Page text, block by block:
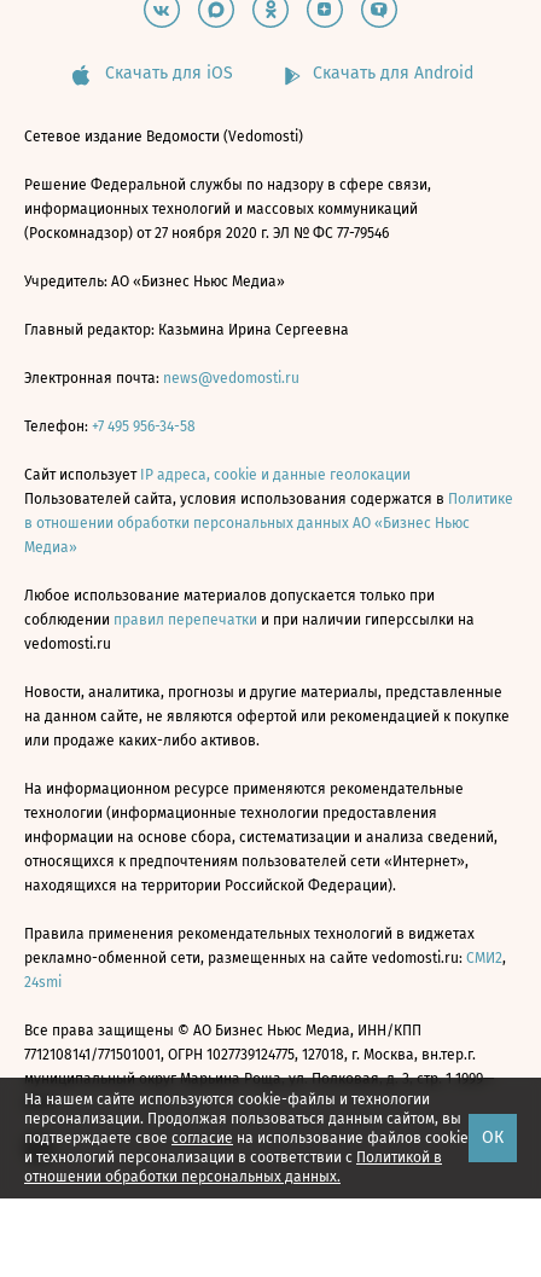
На нашем сайте используются cookie-файлы и технологии
персонализации. Продолжая пользоваться данным сайтом, вы
подтверждаете свое согласие на использование файлов cookie
и технологий персонализации в соответствии с Политикой в
отношении обработки персональных данных.
ОК
Скачать для iOS Скачать для Android
Сетевое издание Ведомости (Vedomosti)
Решение Федеральной службы по надзору в сфере связи,
информационных технологий и массовых коммуникаций
(Роскомнадзор) от 27 ноября 2020 г. ЭЛ № ФС 77-79546
Учредитель: АО «Бизнес Ньюс Медиа»
Главный редактор: Казьмина Ирина Сергеевна
Электронная почта: news@vedomosti.ru
Телефон: +7 495 956-34-58
Сайт использует IP адреса, cookie и данные геолокации
Пользователей сайта, условия использования содержатся в Политике
в отношении обработки персональных данных АО «Бизнес Ньюс
Медиа»
Любое использование материалов допускается только при
соблюдении правил перепечатки и при наличии гиперссылки на
vedomosti.ru
Новости, аналитика, прогнозы и другие материалы, представленные
на данном сайте, не являются офертой или рекомендацией к покупке
или продаже каких-либо активов.
На информационном ресурсе применяются рекомендательные
технологии (информационные технологии предоставления
информации на основе сбора, систематизации и анализа сведений,
относящихся к предпочтениям пользователей сети «Интернет»,
находящихся на территории Российской Федерации).
Правила применения рекомендательных технологий в виджетах
рекламно-обменной сети, размещенных на сайте vedomosti.ru: СМИ2,
24smi
Все права защищены © АО Бизнес Ньюс Медиа, ИНН/КПП
7712108141/771501001, ОГРН 1027739124775, 127018, г. Москва, вн.тер.г.
муниципальный округ Марьина Роща, ул. Полковая, д. 3, стр. 1 1999—
2026